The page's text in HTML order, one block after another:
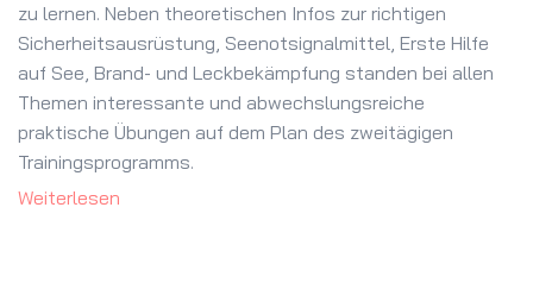
zu lernen. Neben theoretischen Infos zur richtigen
Sicherheitsausrüstung, Seenotsignalmittel, Erste Hilfe
auf See, Brand- und Leckbekämpfung standen bei allen
Themen interessante und abwechslungsreiche
praktische Übungen auf dem Plan des zweitägigen
Trainingsprogramms.
Weiterlesen